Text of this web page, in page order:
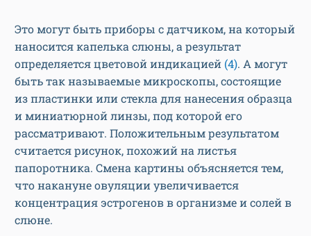
Это могут быть приборы с датчиком, на который
наносится капелька слюны, а результат
определяется цветовой индикацией (4). А могут
быть так называемые микроскопы, состоящие
из пластинки или стекла для нанесения образца
и миниатюрной линзы, под которой его
рассматривают. Положительным результатом
считается рисунок, похожий на листья
папоротника. Смена картины объясняется тем,
что накануне овуляции увеличивается
концентрация эстрогенов в организме и солей в
слюне.